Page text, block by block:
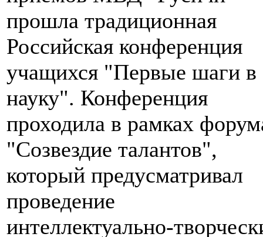
прошла традиционная
Российская конференция
учащихся "Первые шаги в
науку". Конференция
проходила в рамках
"Созвездие талантов",
который предусматривал
проведение
интеллектуально-